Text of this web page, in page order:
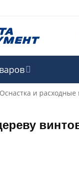
Оснастка и